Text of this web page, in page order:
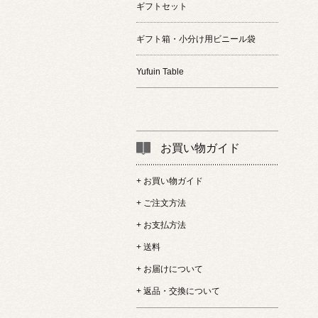
ギフトセット
ギフト箱・小分け用ビニール袋
Yufuin Table
お買い物ガイド
+ お買い物ガイド
+ ご注文方法
+ お支払方法
+ 送料
+ お届けについて
+ 返品・交換について